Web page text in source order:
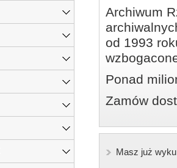
Archiwum
od 1993
Ponad
Zamów
Masz już